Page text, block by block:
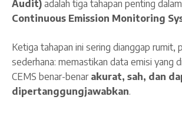
Audit) adalah tiga tahapan penting
Continuous Emission Monitoring
Ketiga tahapan ini sering dianggap rumit,
sederhana: memastikan data emisi yang
CEMS benar-benar akurat, sah, dan
dipertanggungjawabkan.